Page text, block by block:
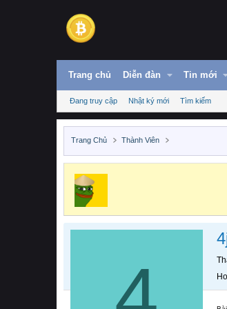
Trang chủ Diễn đàn Tin mới
Đang truy cập Nhật ký mới Tìm kiếm
Trang Chủ Thành Viên